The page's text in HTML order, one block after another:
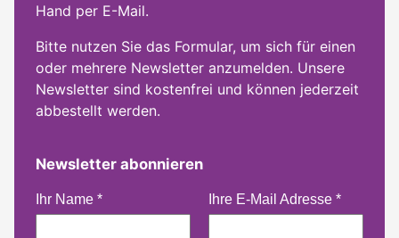
Hand per E-Mail.
Bitte nutzen Sie das Formular, um sich für einen
oder mehrere Newsletter anzumelden. Unsere
Newsletter sind kostenfrei und können jederzeit
abbestellt werden.
Newsletter abonnieren
Ihr Name * Ihre E-Mail Adresse *